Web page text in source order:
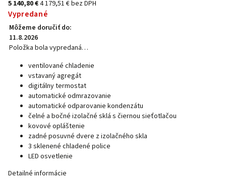
5 140,80 €4 179,51 € bez DPH
Vypredané
Môžeme doručiť do:
11.8.2026
Položka bola vypredaná…
ventilované chladenie
vstavaný agregát
digitálny termostat
automatické odmrazovanie
automatické odparovanie kondenzátu
čelné a bočné izolačné sklá s čiernou sieťotlačou
kovové opláštenie
zadné posuvné dvere z izolačného skla
3 sklenené chladené police
LED osvetlenie
Detailné informácie